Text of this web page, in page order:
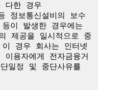
다한 경우
정보통신설비의 보수
이 발생한 경우에는
제공을 일시적으로 중
경우 회사는 인터넷
용자에게 전자금융거
일정 및 중단사유를